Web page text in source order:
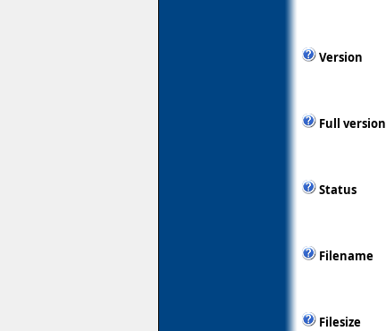
Version
Full version
Status
Filename
Filesize